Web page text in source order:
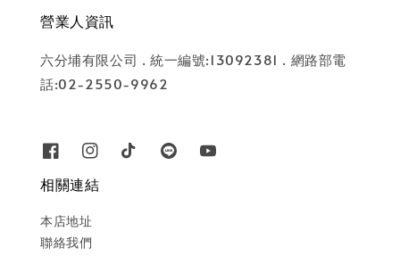
營業人資訊
六分埔有限公司 . 統一編號:13092381 . 網路部電
話:02-2550-9962
相關連結
本店地址
聯絡我們